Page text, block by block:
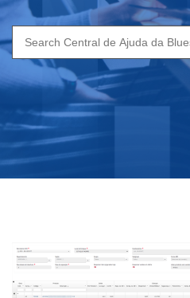
Search
for: